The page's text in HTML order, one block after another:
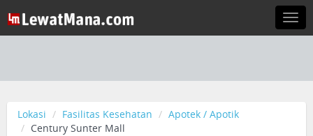
Lokasi Fasilitas Kesehatan
Apotek / Apotik
Century Sunter Mall